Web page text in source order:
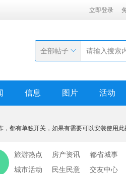
立即登录
全部帖子
信息 图片 活动
都有单独开关，如果有需要可以安装使用此
旅游热点 房产资讯
都省城事
城市活动
民生民意 交友中心